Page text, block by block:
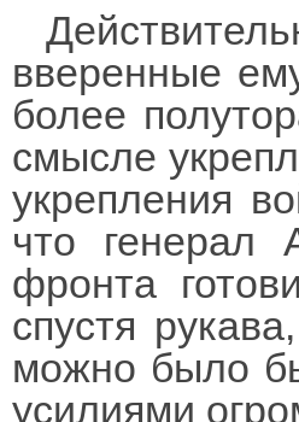
вверенные
более
смысле
укрепления
что генерал
фронта
спустя
можно было
усилиями